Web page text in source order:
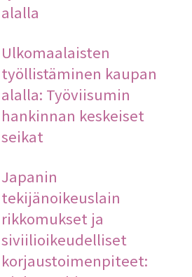
alalla
Ulkomaalaisten
työllistäminen kaupan
alalla: Työviisumin
hankinnan keskeiset
seikat
Japanin
tekijänoikeuslain
rikkomukset ja
siviilioikeudelliset
korjaustoimenpiteet: